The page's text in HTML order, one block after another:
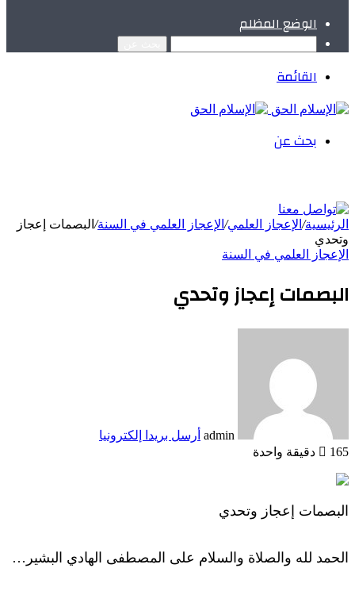
الوضع المظلم
القائمة
بحث عن
الرئيسية/ الإعجاز العلمي/ الإعجاز العلمي في السنة/ البصمات إعجاز
وتحدي
الإعجاز العلمي في السنة
البصمات إعجاز وتحدي
admin أرسل بريدا إلكترونيا
165
دقيقة واحدة
البصمات إعجاز وتحدي
الحمد لله والصلاة والسلام على المصطفى الهادي البشير…